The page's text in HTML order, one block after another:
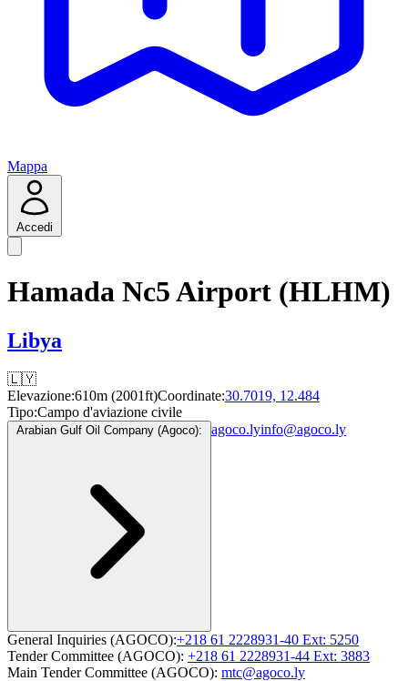
Mappa
Accedi
Hamada Nc5 Airport (HLHM)
Libya
🇱🇾
Elevazione:610m (2001ft)Coordinate:30.7019, 12.484
Tipo:Campo d'aviazione civile
Arabian Gulf Oil Company (Agoco): agoco.lyinfo@agoco.ly
General Inquiries (AGOCO):+218 61 2228931-40 Ext: 5250
Tender Committee (AGOCO): +218 61 2228931-44 Ext: 3883
Main Tender Committee (AGOCO): mtc@agoco.ly